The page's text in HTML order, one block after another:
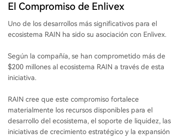
El Compromiso de Enlivex
Uno de los desarrollos más significativos para el
ecosistema RAIN ha sido su asociación con Enlivex.
Según la compañía, se han comprometido más de
$200 millones al ecosistema RAIN a través de esta
iniciativa.
RAIN cree que este compromiso fortalece
materialmente los recursos disponibles para el
desarrollo del ecosistema, el soporte de liquidez, las
iniciativas de crecimiento estratégico y la expansión